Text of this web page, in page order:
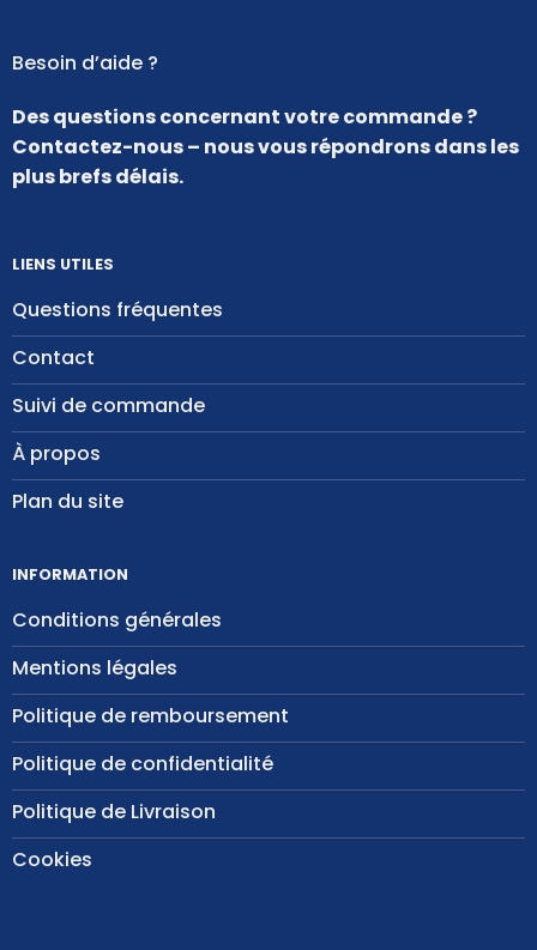
LIENS UTILES
Questions fréquentes
Contact
Suivi de commande
À propos
Plan du site
INFORMATION
Conditions générales
Mentions légales
Politique de remboursement
Politique de confidentialité
Politique de Livraison
Cookies
Besoin d’aide ?
Des questions concernant votre commande ?
Contactez-nous – nous vous répondrons dans les
plus brefs délais.